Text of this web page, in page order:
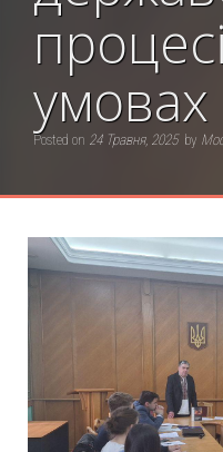
умовах
Posted on 24 Травня, 2025 by